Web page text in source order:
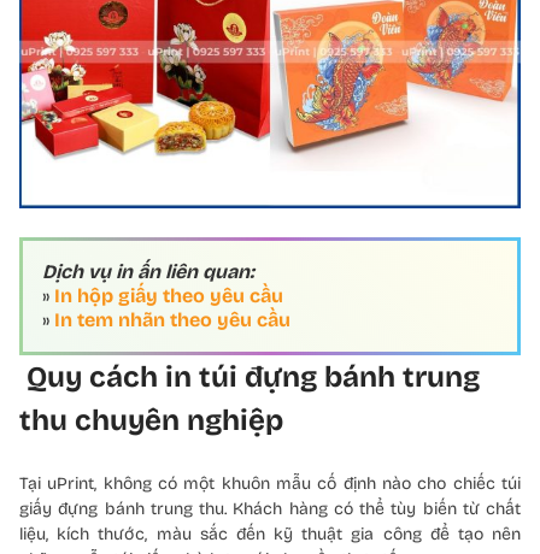
Dịch vụ in ấn liên quan:
» In hộp giấy theo yêu cầu
» In tem nhãn theo yêu cầu
Quy cách in túi đựng bánh trung
thu chuyên nghiệp
Tại uPrint, không có một khuôn mẫu cố định nào cho chiếc túi
giấy đựng bánh trung thu. Khách hàng có thể tùy biến từ chất
liệu, kích thước, màu sắc đến kỹ thuật gia công để tạo nên